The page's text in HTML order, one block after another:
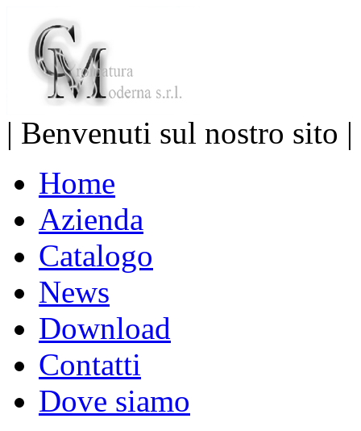
| Benvenuti sul nostro sito |
Home
Azienda
Catalogo
News
Download
Contatti
Dove siamo